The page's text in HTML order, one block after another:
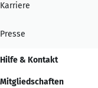
Karriere
Presse
Hilfe & Kontakt
Mitgliedschaften